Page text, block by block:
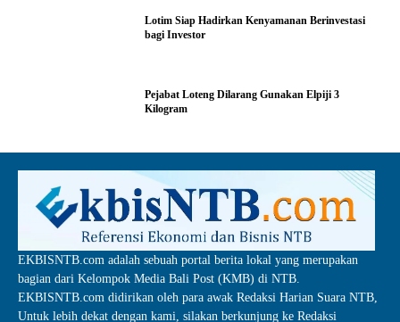
Lotim Siap Hadirkan Kenyamanan Berinvestasi
bagi Investor
Pejabat Loteng Dilarang Gunakan Elpiji 3
Kilogram
EKBISNTB.com adalah sebuah portal berita lokal yang merupakan
bagian dari Kelompok Media Bali Post (KMB) di NTB.
EKBISNTB.com didirikan oleh para awak Redaksi Harian Suara NTB,
Untuk lebih dekat dengan kami, silakan berkunjung ke Redaksi